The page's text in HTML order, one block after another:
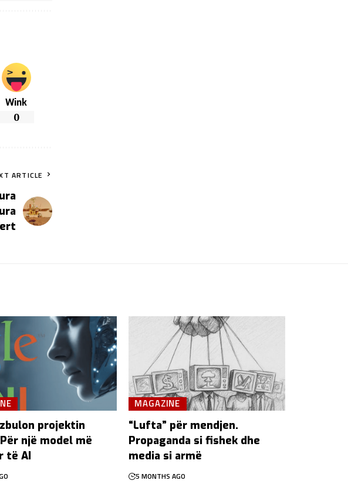
Wink
0
ARTICLE
projektin
një model më
të AI
MAGAZINE
“Lufta” për mendjen.
Propaganda si fishek dhe
media si armë
5 MONTHS AGO